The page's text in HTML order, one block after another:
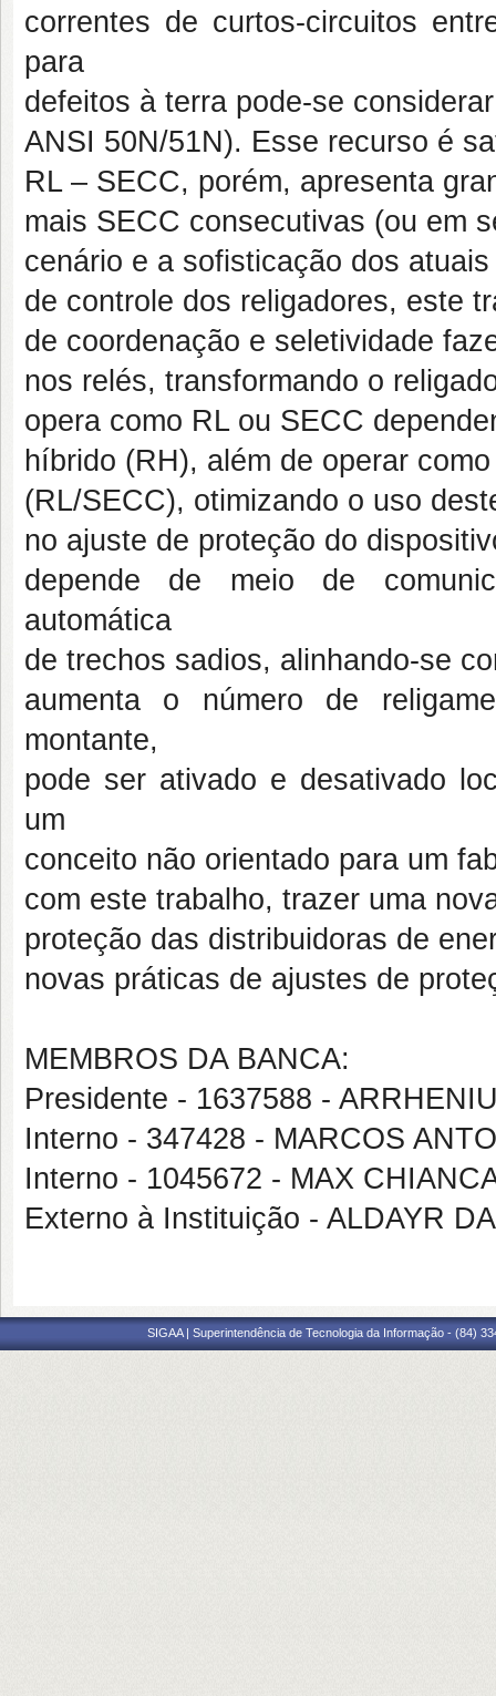
correntes de curtos-circuitos
para
defeitos à terra pode-se
ANSI 50N/51N). Esse recurso é
RL – SECC, porém, apresenta
mais SECC consecutivas (ou em
cenário e a sofisticação dos
de controle dos religadores, este
de coordenação e seletividade
nos relés, transformando o
opera como RL ou SECC
híbrido (RH), além de operar
(RL/SECC), otimizando o uso
no ajuste de proteção do
depende de meio de
automática
de trechos sadios, alinhando-se
aumenta o número de
montante,
pode ser ativado e desativado
um
conceito não orientado para um
com este trabalho, trazer uma
proteção das distribuidoras de
novas práticas de ajustes de
MEMBROS DA BANCA:
Presidente - 1637588 -
Interno - 347428 - MARCOS
Interno - 1045672 - MAX
Externo à Instituição - ALDAYR
SIGAA | Superintendência de Tecnologia da Informação - (84)